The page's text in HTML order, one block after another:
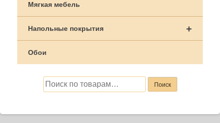
Мягкая мебель
+
Напольные покрытия
Обои
Искать: Поиск